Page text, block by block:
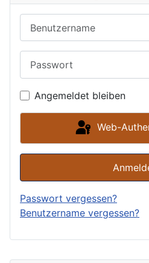
Angemeldet bleiben
Web-
Passwort vergessen?
Benutzername vergessen?